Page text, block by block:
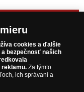
produkt opäť
cookies a ďalšie
bezpečnosť našich
reklamu. Za týmto
ich správaní a